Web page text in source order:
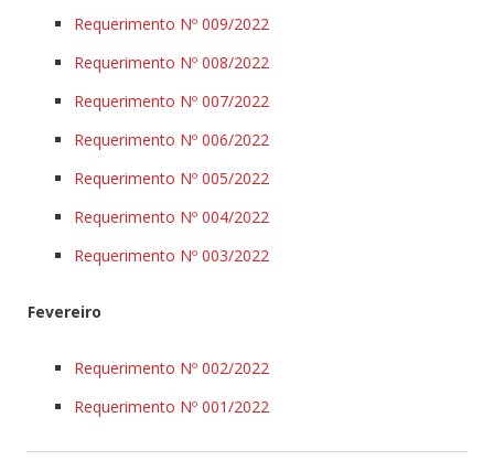
Requerimento Nº 009/2022
Requerimento Nº 008/2022
Requerimento Nº 007/2022
Requerimento Nº 006/2022
Requerimento Nº 005/2022
Requerimento Nº 004/2022
Requerimento Nº 003/2022
Fevereiro
Requerimento Nº 002/2022
Requerimento Nº 001/2022